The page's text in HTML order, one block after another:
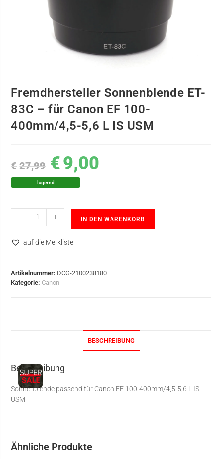
Fremdhersteller Sonnenblende ET-
83C – für Canon EF 100-
400mm/4,5-5,6 L IS USM
€ 27,99 €9,00
lagernd
- + IN DEN WARENKORB
auf die Merkliste
Artikelnummer: DCG-2100238180
Kategorie: Canon
BESCHREIBUNG
Beschreibung
Sonnenblende passend für Canon EF 100-400mm/4,5-5,6 L IS
USM
Ähnliche Produkte